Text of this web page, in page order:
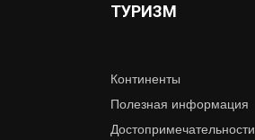
ТУРИЗМ
Континенты
Полезная информация
Достопримечательности